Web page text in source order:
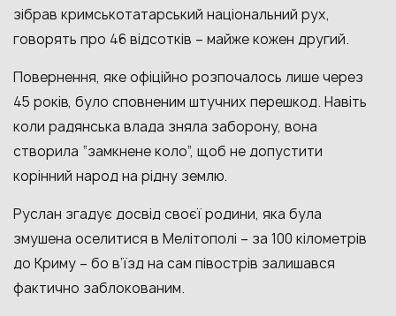
зібрав кримськотатарський національний рух,
говорять про 46 відсотків – майже кожен другий.
Повернення, яке офіційно розпочалось лише через
45 років, було сповненим штучних перешкод. Навіть
коли радянська влада зняла заборону, вона
створила “замкнене коло”, щоб не допустити
корінний народ на рідну землю.
Руслан згадує досвід своєї родини, яка була
змушена оселитися в Мелітополі – за 100 кілометрів
до Криму – бо в’їзд на сам півострів залишався
фактично заблокованим.